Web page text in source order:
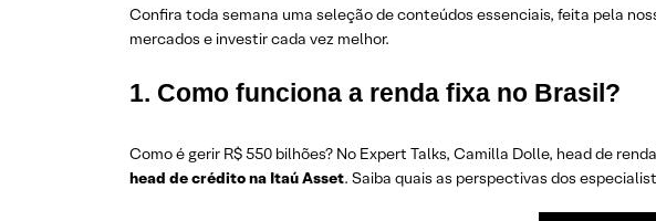
Confira toda semana uma seleção de conteúdos essenciais, feita pela
mercados e investir cada vez melhor.
1. Como funciona a renda fixa no Brasil?
Como é gerir R$ 550 bilhões? No Expert Talks, Camilla Dolle, head de
head de crédito na Itaú Asset. Saiba quais as perspectivas dos